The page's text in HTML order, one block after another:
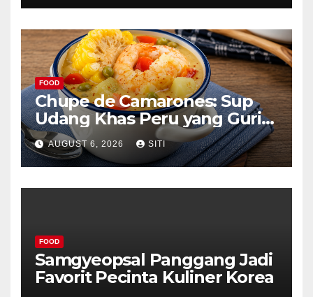
FOOD
Chupe de Camarones: Sup
Udang Khas Peru yang Gurih
Lezat
AUGUST 6, 2026 SITI
FOOD
Samgyeopsal Panggang Jadi
Favorit Pecinta Kuliner Korea